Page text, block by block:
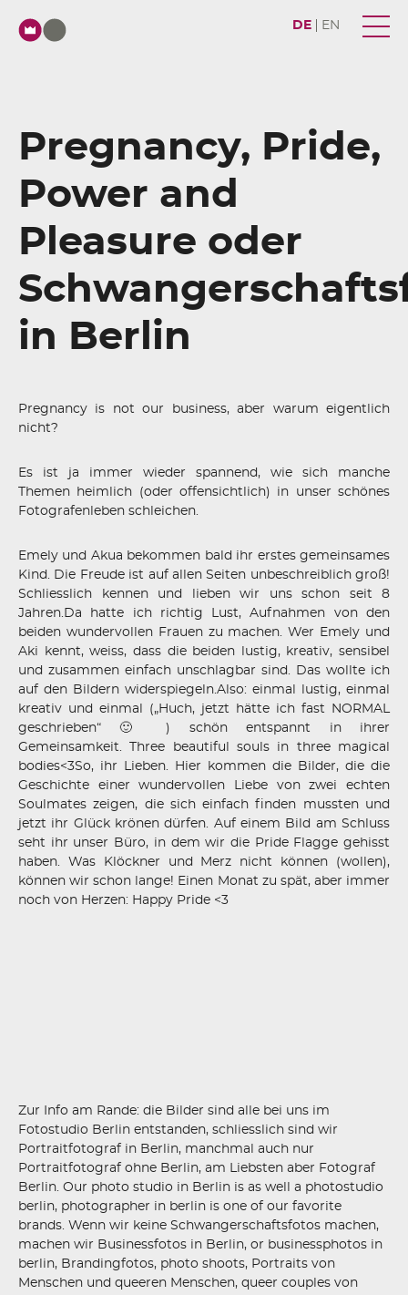
DE EN
Pregnancy, Pride,
Power and
Pleasure oder
in Berlin
Pregnancy is not our business, aber warum eigentlich
nicht?
Es ist ja immer wieder spannend, wie sich manche
Themen heimlich (oder offensichtlich) in unser schönes
Fotografenleben schleichen.
Emely und Akua bekommen bald ihr erstes gemeinsames
Kind. Die Freude ist auf allen Seiten unbeschreiblich groß!
Schliesslich kennen und lieben wir uns schon seit 8
Jahren.Da hatte ich richtig Lust, Aufnahmen von den
beiden wundervollen Frauen zu machen. Wer Emely und
Aki kennt, weiss, dass die beiden lustig, kreativ, sensibel
und zusammen einfach unschlagbar sind. Das wollte ich
auf den Bildern widerspiegeln.Also: einmal lustig, einmal
kreativ und einmal („Huch, jetzt hätte ich fast NORMAL
geschrieben“ 🙂 ) schön entspannt in ihrer
Gemeinsamkeit. Three beautiful souls in three magical
bodies<3So, ihr Lieben. Hier kommen die Bilder, die die
Geschichte einer wundervollen Liebe von zwei echten
Soulmates zeigen, die sich einfach finden mussten und
jetzt ihr Glück krönen dürfen. Auf einem Bild am Schluss
seht ihr unser Büro, in dem wir die Pride Flagge gehisst
haben. Was Klöckner und Merz nicht können (wollen),
können wir schon lange! Einen Monat zu spät, aber immer
noch von Herzen: Happy Pride <3
Zur Info am Rande: die Bilder sind alle bei uns im
Fotostudio Berlin entstanden, schliesslich sind wir
Portraitfotograf in Berlin, manchmal auch nur
Portraitfotograf ohne Berlin, am Liebsten aber Fotograf
Berlin. Our photo studio in Berlin is as well a photostudio
berlin, photographer in berlin is one of our favorite
brands. Wenn wir keine Schwangerschaftsfotos machen,
machen wir Businessfotos in Berlin, or businessphotos in
berlin, Brandingfotos, photo shoots, Portraits von
Menschen und queeren Menschen, queer couples von